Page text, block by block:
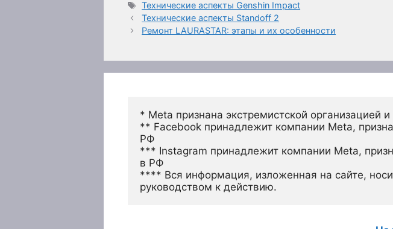
Метки
Технические аспекты Genshin Impact
Технические аспекты Standoff 2
Ремонт LAURASTAR: этапы и их особенности
* Meta признана экстремистской организацией
** Facebook принадлежит компании Meta,
РФ
*** Instagram принадлежит компании Meta,
в РФ
**** Вся информация, изложенная на сайте,
руководством к действию.